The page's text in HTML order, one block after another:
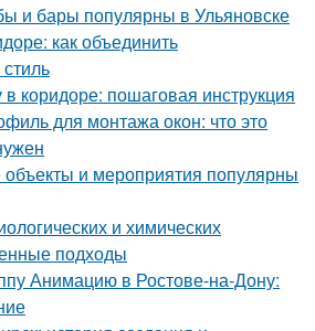
и бары популярны в Ульяновске
как объединить
в коридоре: пошаговая инструкция
для монтажа окон: что это
и мероприятия популярны
и химических
подходы
Анимацию в Ростове-на-Дону: